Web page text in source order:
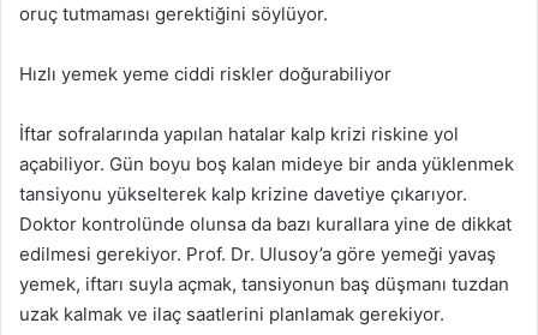
oruç tutmaması gerektiğini söylüyor.
Hızlı yemek yeme ciddi riskler doğurabiliyor
İftar sofralarında yapılan hatalar kalp krizi riskine yol
açabiliyor. Gün boyu boş kalan mideye bir anda yüklenmek
tansiyonu yükselterek kalp krizine davetiye çıkarıyor.
Doktor kontrolünde olunsa da bazı kurallara yine de dikkat
edilmesi gerekiyor. Prof. Dr. Ulusoy’a göre yemeği yavaş
yemek, iftarı suyla açmak, tansiyonun baş düşmanı tuzdan
uzak kalmak ve ilaç saatlerini planlamak gerekiyor.